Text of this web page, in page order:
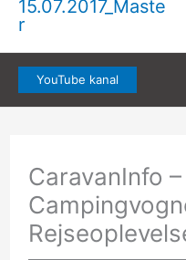
YouTube kanal
CaravanInfo